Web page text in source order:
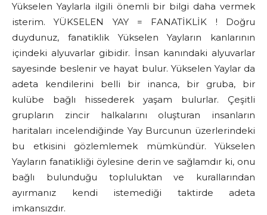
Yükselen Yaylarla ilgili önemli bir bilgi daha vermek
isterim. YÜKSELEN YAY = FANATİKLİK ! Doğru
duydunuz, fanatiklik Yükselen Yayların kanlarının
içindeki alyuvarlar gibidir. İnsan kanındaki alyuvarlar
sayesinde beslenir ve hayat bulur. Yükselen Yaylar da
adeta kendilerini belli bir inanca, bir gruba, bir
kulübe bağlı hissederek yaşam bulurlar. Çeşitli
grupların zincir halkalarını oluşturan insanların
haritaları incelendiğinde Yay Burcunun üzerlerindeki
bu etkisini gözlemlemek mümkündür. Yükselen
Yayların fanatikliği öylesine derin ve sağlamdır ki, onu
bağlı bulunduğu topluluktan ve kurallarından
ayırmanız kendi istemediği taktirde adeta
imkansızdır.